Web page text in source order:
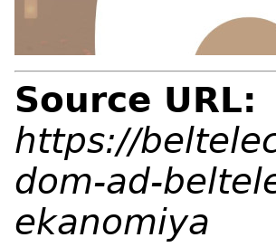
Source URL:
https://
dom-ad-
ekanomiya